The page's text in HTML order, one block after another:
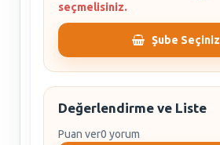
seçmelisiniz.
Şube Seçiniz
Değerlendirme ve Liste
Puan ver0 yorum